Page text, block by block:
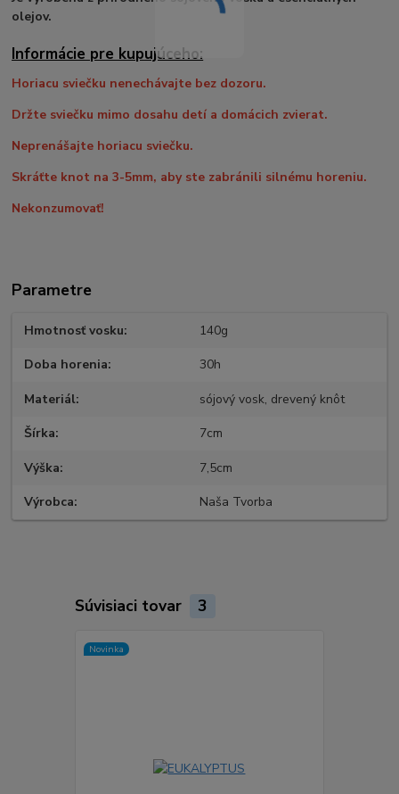
olejov.
Informácie pre kupujúceho:
Horiacu sviečku nenechávajte bez dozoru.
Držte sviečku mimo dosahu detí a domácich zvierat.
Neprenášajte horiacu sviečku.
Skráťte knot na 3-5mm, aby ste zabránili silnému horeniu.
Nekonzumovať!
Parametre
Hmotnosť vosku 140g
Doba horenia 30h
Materiál sójový vosk, drevený knôt
Šírka 7cm
Výška 7,5cm
Výrobca Naša Tvorba
Súvisiaci tovar 3
Novinka